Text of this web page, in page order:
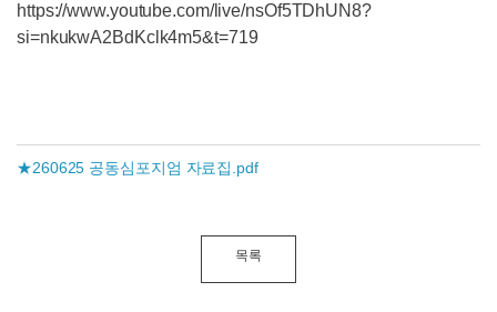
https://www.youtube.com/live/nsOf5TDhUN8?
si=nkukwA2BdKclk4m5&t=719
★260625 공동심포지엄 자료집.pdf
목록